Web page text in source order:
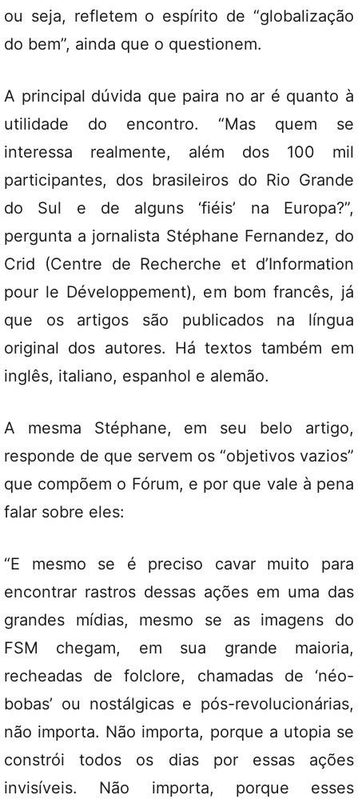
ou seja, refletem o espírito de “globalização
do bem”, ainda que o questionem.
A principal dúvida que paira no ar é quanto à
utilidade do encontro. “Mas quem se
interessa realmente, além dos 100 mil
participantes, dos brasileiros do Rio Grande
do Sul e de alguns ‘fiéis’ na Europa?”,
pergunta a jornalista Stéphane Fernandez, do
Crid (Centre de Recherche et d’Information
pour le Développement), em bom francês, já
que os artigos são publicados na língua
original dos autores. Há textos também em
inglês, italiano, espanhol e alemão.
A mesma Stéphane, em seu belo artigo,
responde de que servem os “objetivos vazios”
que compõem o Fórum, e por que vale à pena
falar sobre eles:
“E mesmo se é preciso cavar muito para
encontrar rastros dessas ações em uma das
grandes mídias, mesmo se as imagens do
FSM chegam, em sua grande maioria,
recheadas de folclore, chamadas de ‘néo-
bobas’ ou nostálgicas e pós-revolucionárias,
não importa. Não importa, porque a utopia se
constrói todos os dias por essas ações
invisíveis. Não importa, porque esses